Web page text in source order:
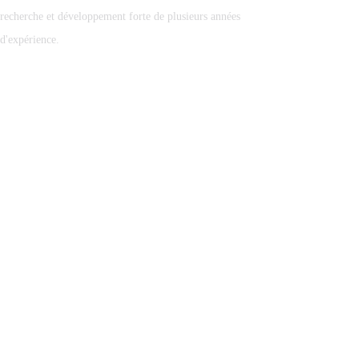
recherche et développement forte de plusieurs années
d'expérience.